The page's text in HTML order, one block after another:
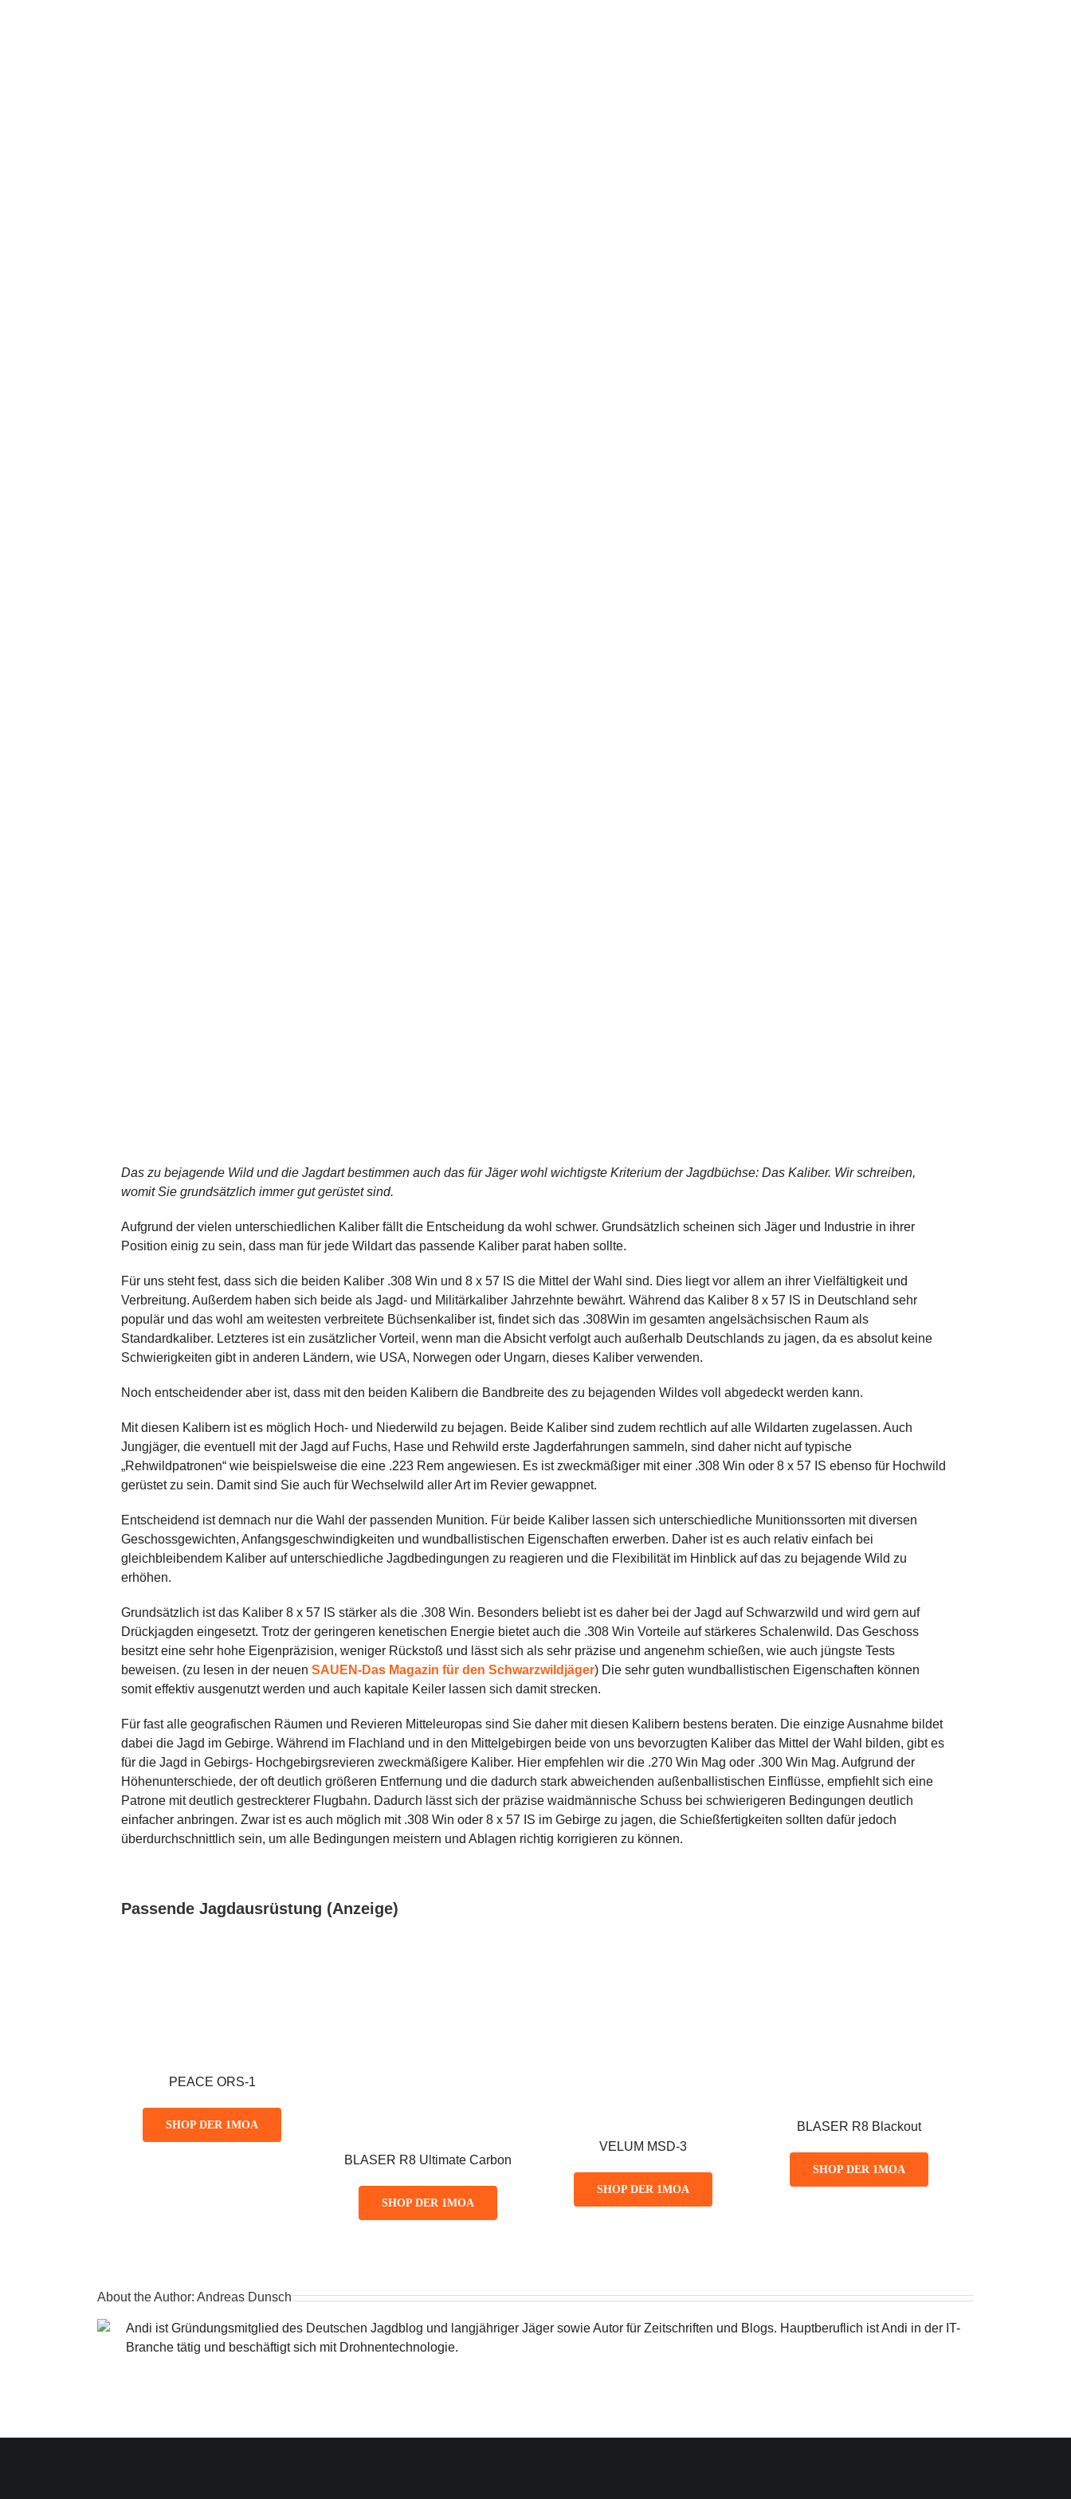
Das zu bejagende Wild und die Jagdart bestimmen auch das für Jäger wohl wichtigste Kriterium der Jagdbüchse: Das Kaliber. Wir schreiben,
womit Sie grundsätzlich immer gut gerüstet sind.
Aufgrund der vielen unterschiedlichen Kaliber fällt die Entscheidung da wohl schwer. Grundsätzlich scheinen sich Jäger und Industrie in ihrer
Position einig zu sein, dass man für jede Wildart das passende Kaliber parat haben sollte.
Für uns steht fest, dass sich die beiden Kaliber .308 Win und 8 x 57 IS die Mittel der Wahl sind. Dies liegt vor allem an ihrer Vielfältigkeit und
Verbreitung. Außerdem haben sich beide als Jagd- und Militärkaliber Jahrzehnte bewährt. Während das Kaliber 8 x 57 IS in Deutschland sehr
populär und das wohl am weitesten verbreitete Büchsenkaliber ist, findet sich das .308Win im gesamten angelsächsischen Raum als
Standardkaliber. Letzteres ist ein zusätzlicher Vorteil, wenn man die Absicht verfolgt auch außerhalb Deutschlands zu jagen, da es absolut keine
Schwierigkeiten gibt in anderen Ländern, wie USA, Norwegen oder Ungarn, dieses Kaliber verwenden.
Noch entscheidender aber ist, dass mit den beiden Kalibern die Bandbreite des zu bejagenden Wildes voll abgedeckt werden kann.
Mit diesen Kalibern ist es möglich Hoch- und Niederwild zu bejagen. Beide Kaliber sind zudem rechtlich auf alle Wildarten zugelassen. Auch
Jungjäger, die eventuell mit der Jagd auf Fuchs, Hase und Rehwild erste Jagderfahrungen sammeln, sind daher nicht auf typische
„Rehwildpatronen“ wie beispielsweise die eine .223 Rem angewiesen. Es ist zweckmäßiger mit einer .308 Win oder 8 x 57 IS ebenso für Hochwild
gerüstet zu sein. Damit sind Sie auch für Wechselwild aller Art im Revier gewappnet.
Entscheidend ist demnach nur die Wahl der passenden Munition. Für beide Kaliber lassen sich unterschiedliche Munitionssorten mit diversen
Geschossgewichten, Anfangsgeschwindigkeiten und wundballistischen Eigenschaften erwerben. Daher ist es auch relativ einfach bei
gleichbleibendem Kaliber auf unterschiedliche Jagdbedingungen zu reagieren und die Flexibilität im Hinblick auf das zu bejagende Wild zu
erhöhen.
Grundsätzlich ist das Kaliber 8 x 57 IS stärker als die .308 Win. Besonders beliebt ist es daher bei der Jagd auf Schwarzwild und wird gern auf
Drückjagden eingesetzt. Trotz der geringeren kenetischen Energie bietet auch die .308 Win Vorteile auf stärkeres Schalenwild. Das Geschoss
besitzt eine sehr hohe Eigenpräzision, weniger Rückstoß und lässt sich als sehr präzise und angenehm schießen, wie auch jüngste Tests
beweisen. (zu lesen in der neuen SAUEN-Das Magazin für den Schwarzwildjäger) Die sehr guten wundballistischen Eigenschaften können
somit effektiv ausgenutzt werden und auch kapitale Keiler lassen sich damit strecken.
Für fast alle geografischen Räumen und Revieren Mitteleuropas sind Sie daher mit diesen Kalibern bestens beraten. Die einzige Ausnahme bildet
dabei die Jagd im Gebirge. Während im Flachland und in den Mittelgebirgen beide von uns bevorzugten Kaliber das Mittel der Wahl bilden, gibt es
für die Jagd in Gebirgs- Hochgebirgsrevieren zweckmäßigere Kaliber. Hier empfehlen wir die .270 Win Mag oder .300 Win Mag. Aufgrund der
Höhenunterschiede, der oft deutlich größeren Entfernung und die dadurch stark abweichenden außenballistischen Einflüsse, empfiehlt sich eine
Patrone mit deutlich gestreckterer Flugbahn. Dadurch lässt sich der präzise waidmännische Schuss bei schwierigeren Bedingungen deutlich
einfacher anbringen. Zwar ist es auch möglich mit .308 Win oder 8 x 57 IS im Gebirge zu jagen, die Schießfertigkeiten sollten dafür jedoch
überdurchschnittlich sein, um alle Bedingungen meistern und Ablagen richtig korrigieren zu können.
Passende Jagdausrüstung (Anzeige)
PEACE ORS-1
SHOP DER 1MOA
BLASER R8 Ultimate Carbon
SHOP DER 1MOA
VELUM MSD-3
SHOP DER 1MOA
BLASER R8 Blackout
SHOP DER 1MOA
About the Author: Andreas Dunsch
Andi ist Gründungsmitglied des Deutschen Jagdblog und langjähriger Jäger sowie Autor für Zeitschriften und Blogs. Hauptberuflich ist Andi in der IT-
Branche tätig und beschäftigt sich mit Drohnentechnologie.